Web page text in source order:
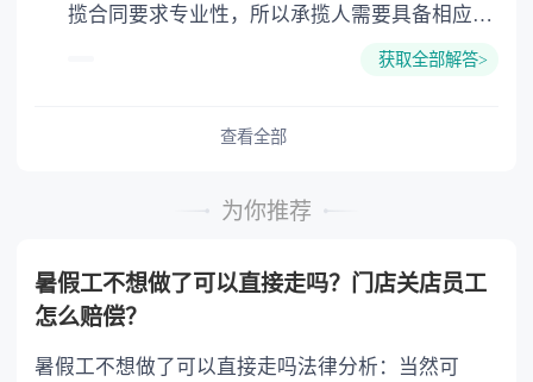
当日其他列车，但只能在票面发站办理改签，且
开车后改签的车票不能退票。已经办理变更到站
揽合同要求专业性，所以承揽人需要具备相应的
外。承揽人将其承揽的主要工作交由第三人完成
责未经定作人同意的，定作人也可以解除合同。
有关质量证明。定作人应当验收该工作成果。
获取全部解答>
查看全部
为你推荐
暑假工不想做了可以直接走吗？门店关店员工
怎么赔偿？
暑假工不想做了可以直接走吗法律分析：当然可